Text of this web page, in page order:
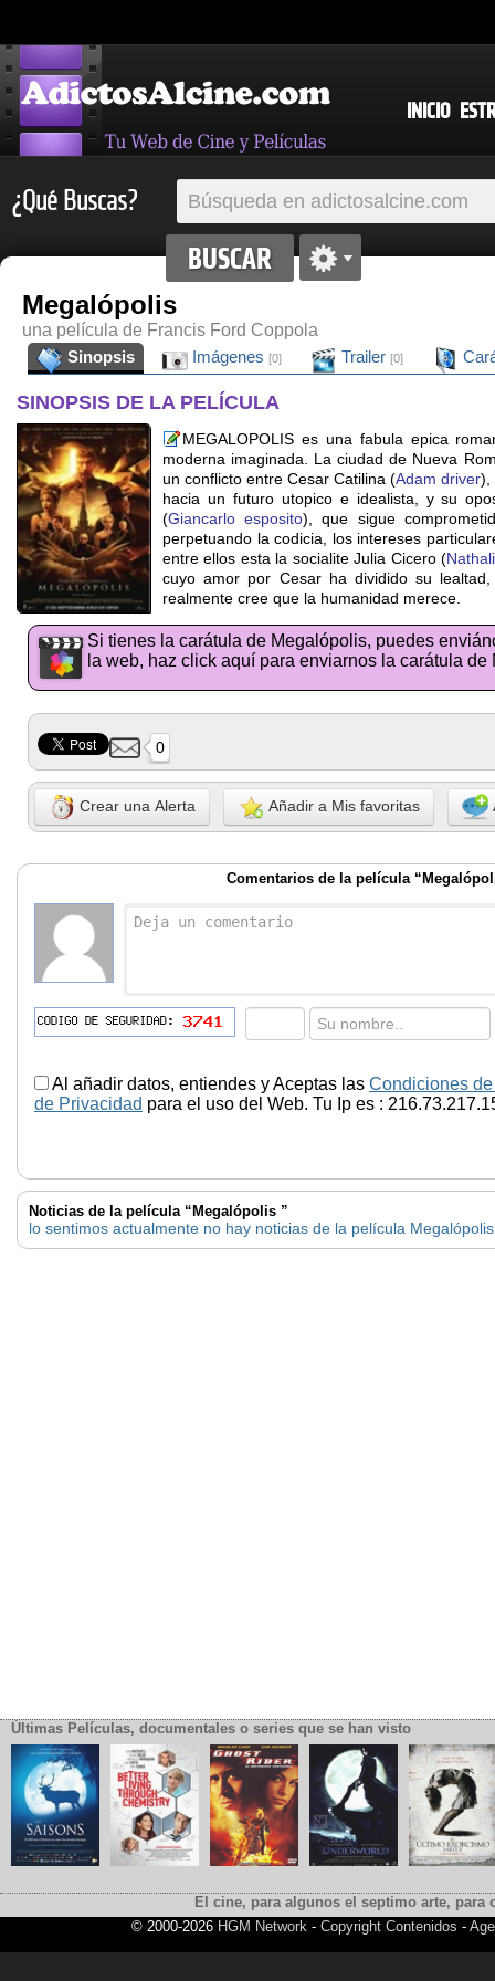
INICIO
¿Qué Buscas?
Megalópolis
una película de Francis Ford Coppola
Sinopsis
Imágenes [0] Trailer [0]
SINOPSIS DE LA PELÍCULA
MEGALOPOLIS es una fabula epica
moderna imaginada. La ciudad de Nueva
un conflicto entre Cesar Catilina (Adam driver),
hacia un futuro utopico e idealista, y su
(Giancarlo esposito), que sigue
perpetuando la codicia, los intereses
entre ellos esta la socialite Julia Cicero (
cuyo amor por Cesar ha dividido su
realmente cree que la humanidad merece.
Si tienes la carátula de Megalópolis, puedes
la web, haz click aquí para enviarnos la carátula de
0
Crear una Alerta Añadir a Mis favoritas
Comentarios de la película
Al añadir datos, entiendes y Aceptas las Condiciones
de Privacidad para el uso del Web. Tu Ip es :
Noticias de la película “Megalópolis ”
lo sentimos actualmente no hay noticias de la película Megalópolis
Últimas Películas, documentales o series que se han visto
El cine, para algunos el septimo arte,
© 2000-2026 HGM Network- Copyright Contenidos -